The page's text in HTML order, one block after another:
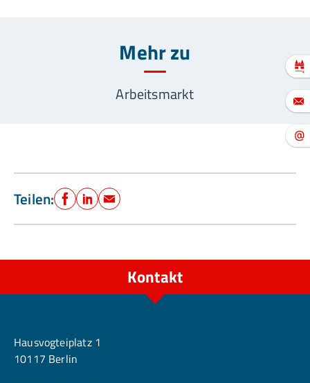
Mehr zu
Arbeitsmarkt
Teilen: Facebook
LinkedIn
E-Mail
Kontakt
Hausvogteiplatz 1
10117 Berlin